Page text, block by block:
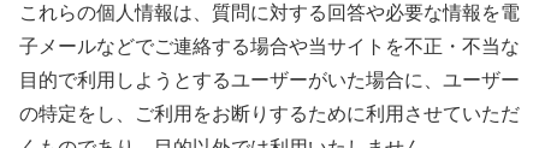
これらの個人情報は、質問に対する回答や必要な情報を電
子メールなどでご連絡する場合や当サイトを不正・不当な
目的で利用しようとするユーザーがいた場合に、ユーザー
の特定をし、ご利用をお断りするために利用させていただ